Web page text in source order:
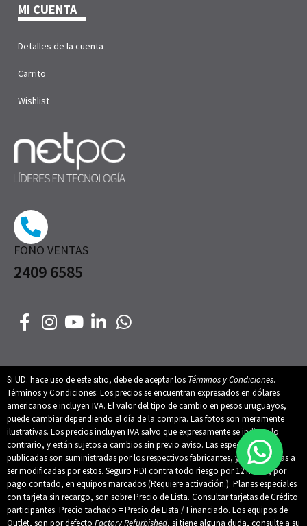
FONO VENTAS
2409 6585
MI CUENTA
Detalles de la cuenta
Carrito
Wishlist
Si UD. hace uso de este sitio, debe de aceptar los Términos y Condiciones.
Términos y Condiciones: Los precios se encuentran expresados en dólares
americanos e incluyen IVA. El valor del tipo de cambio en pesos uruguayos,
puede cambiar dependiendo el día de la compra. Las fotos son meramente
ilustrativas. Los precios incluyen IVA salvo que expresamente se indique lo
contrario, y están sujetos a cambios sin previo aviso. Las especificaciones
publicadas son suministradas por los respectivos fabricantes, y están sujetas a
ser modificadas por estos. Seguro HDI contra todo riesgo por 12 meses, por
pago contado, en equipos marcados (Requiere activación.). Planes especiales
con tarjeta sin recargo, son sobre Precio de Lista. Consultar tarjetas de Crédito
participantes. Precio tachado = Precio de Lista / Financiado. Los equipos de
Outlet, son por defecto Factory Refurbished, si tiene alguna duda, consulte a su